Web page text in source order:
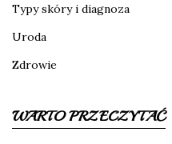
Typy skóry i diagnoza
Uroda
Zdrowie
WARTO PRZECZYTAĆ